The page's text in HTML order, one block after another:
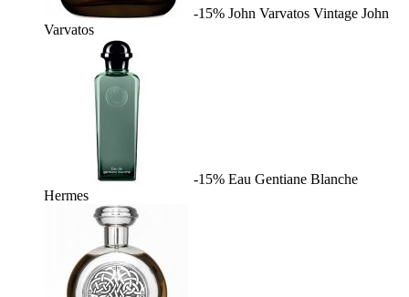
-15% John Varvatos Vintage John
Varvatos
-15% Eau Gentiane Blanche
Hermes